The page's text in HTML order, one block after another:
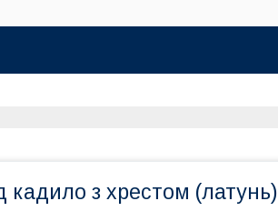
кадило з хрестом (латунь)